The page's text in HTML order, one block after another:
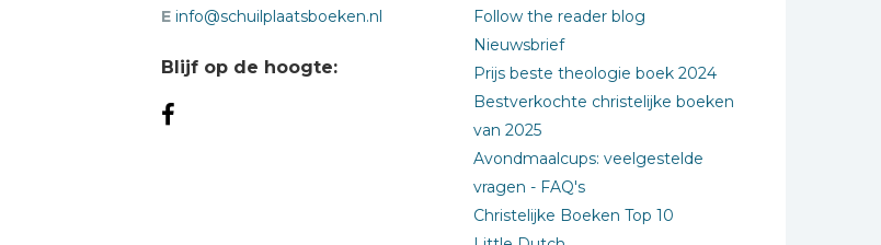
E info@schuilplaatsboeken.nl
Blijf op de hoogte:
Follow the reader blog
Nieuwsbrief
Prijs beste theologie boek 2024
Bestverkochte christelijke boeken
van 2025
Avondmaalcups: veelgestelde
vragen - FAQ's
Christelijke Boeken Top 10